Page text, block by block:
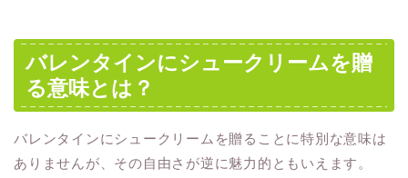
バレンタインにシュークリームを贈
る意味とは？
バレンタインにシュークリームを贈ることに特別な意味は
ありませんが、その自由さが逆に魅力的ともいえます。